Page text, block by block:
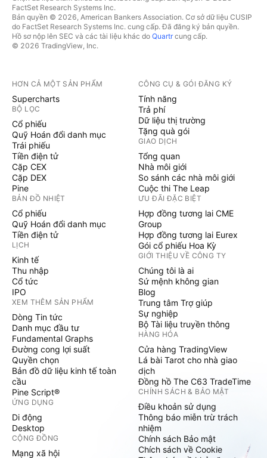
FactSet Research Systems Inc.
Bản quyền © 2026, American Bankers Association. Cơ sở dữ liệu CUSIP
do FactSet Research Systems Inc. cung cấp. Đã đăng ký bản quyền.
Hồ sơ nộp lên SEC và các tài liệu khác do Quartrcung cấp.
© 2026 TradingView, Inc.
HƠN CẢ MỘT SẢN PHẨM
Supercharts
BỘ LỌC
Cổ phiếu
Quỹ Hoán đổi danh mục
Trái phiếu
Tiền điện tử
Cặp CEX
Cặp DEX
Pine
BẢN ĐỒ NHIỆT
Cổ phiếu
Quỹ Hoán đổi danh mục
Tiền điện tử
LỊCH
Kinh tế
Thu nhập
Cổ tức
IPO
XEM THÊM SẢN PHẨM
Dòng Tin tức
Danh mục đầu tư
Fundamental Graphs
Đường cong lợi suất
Quyền chọn
Bản đồ dữ liệu kinh tế toàn
cầu
Pine Script®
ỨNG DỤNG
Di động
Desktop
CỘNG ĐỒNG
Mạng xã hội
CÔNG CỤ & GÓI ĐĂNG KÝ
Tính năng
Trả phí
Dữ liệu thị trường
Tặng quà gói
GIAO DỊCH
Tổng quan
Nhà môi giới
So sánh các nhà môi giới
Cuộc thi The Leap
ƯU ĐÃI ĐẶC BIỆT
Hợp đồng tương lai CME
Group
Hợp đồng tương lai Eurex
Gói cổ phiếu Hoa Kỳ
GIỚI THIỆU VỀ CÔNG TY
Chúng tôi là ai
Sứ mệnh không gian
Blog
Trung tâm Trợ giúp
Sự nghiệp
Bộ Tài liệu truyền thông
HÀNG HÓA
Cửa hàng TradingView
Lá bài Tarot cho nhà giao
dịch
Đồng hồ The C63 TradeTime
CHÍNH SÁCH & BẢO MẬT
Điều khoản sử dụng
Thông báo miễn trừ trách
nhiệm
Chính sách Bảo mật
Chích sách về Cookie